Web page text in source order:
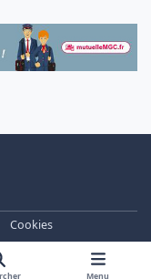
Cookies
depuis 2003
Menu